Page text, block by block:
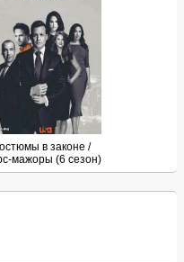
в законе /
мажоры (6 сезон)